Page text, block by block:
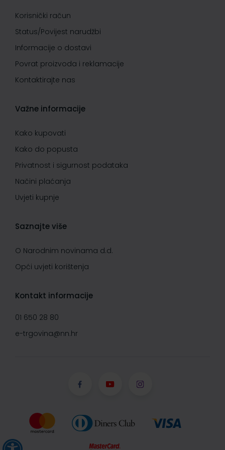
Korisnički račun
Status/Povijest narudžbi
Informacije o dostavi
Povrat proizvoda i reklamacije
Kontaktirajte nas
Važne informacije
Kako kupovati
Kako do popusta
Privatnost i sigurnost podataka
Načini plaćanja
Uvjeti kupnje
Saznajte više
O Narodnim novinama d.d.
Opći uvjeti korištenja
Kontakt informacije
01 650 28 80
e-trgovina@nn.hr